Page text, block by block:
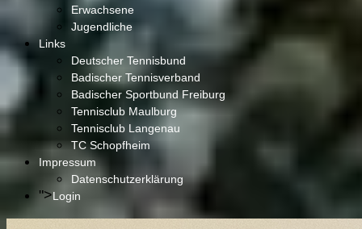
Erwachsene
Jugendliche
Links
Deutscher Tennisbund
Badischer Tennisverband
Badischer Sportbund Freiburg
Tennisclub Maulburg
Tennisclub Langenau
TC Schopfheim
Impressum
Datenschutzerklärung
">Login